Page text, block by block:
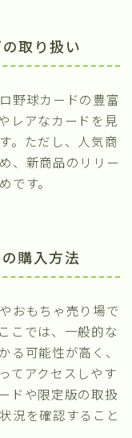
取り扱い
野球カードの豊富
レアなカードを見
。ただし、人気商
、新商品のリリー
です。
購入方法
おもちゃ売り場で
こでは、一般的な
る可能性が高く、
てアクセスしやす
ドや限定版の取扱
況を確認すること